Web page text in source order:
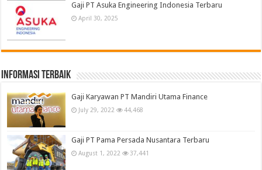
Gaji PT Asuka Engineering Indonesia Terbaru
April 30, 2025
informasi terbaik
Gaji Karyawan PT Mandiri Utama Finance
July 29, 2022 44,468
Gaji PT Pama Persada Nusantara Terbaru
August 1, 2022 37,441